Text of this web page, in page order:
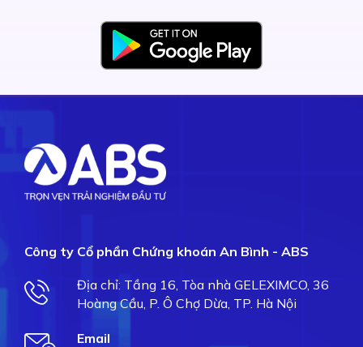
Công ty Cổ phần Chứng khoán An Bình - ABS
Địa chỉ: Tầng 16, Tòa nhà GELEXIMCO, 36
Hoàng Cầu, P. Ô Chợ Dừa, TP. Hà Nội
Email